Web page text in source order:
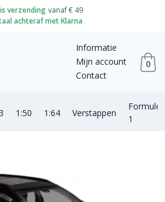
verzending vanaf € 49
achteraf met Klarna
Informatie
Mijn account
Contact
0
1:50 1:64 Verstappen
Formule
1